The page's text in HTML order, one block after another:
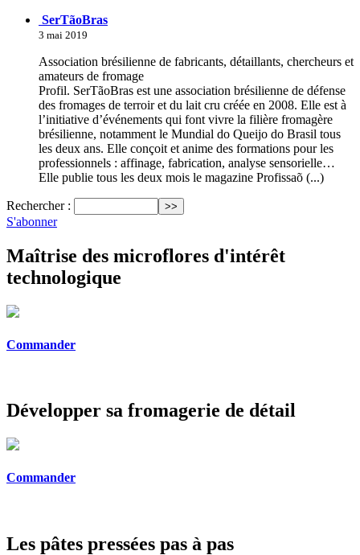
SerTãoBras
3 mai 2019
Association brésilienne de fabricants, détaillants, chercheurs et
amateurs de fromage
Profil. SerTãoBras est une association brésilienne de défense
des fromages de terroir et du lait cru créée en 2008. Elle est à
l’initiative d’événements qui font vivre la filière fromagère
brésilienne, notamment le Mundial do Queijo do Brasil tous
les deux ans. Elle conçoit et anime des formations pour les
professionnels : affinage, fabrication, analyse sensorielle…
Elle publie tous les deux mois le magazine Profissaõ (...)
Rechercher :
S'abonner
Maîtrise des microflores d'intérêt
technologique
Commander
Développer sa fromagerie de détail
Commander
Les pâtes pressées pas à pas